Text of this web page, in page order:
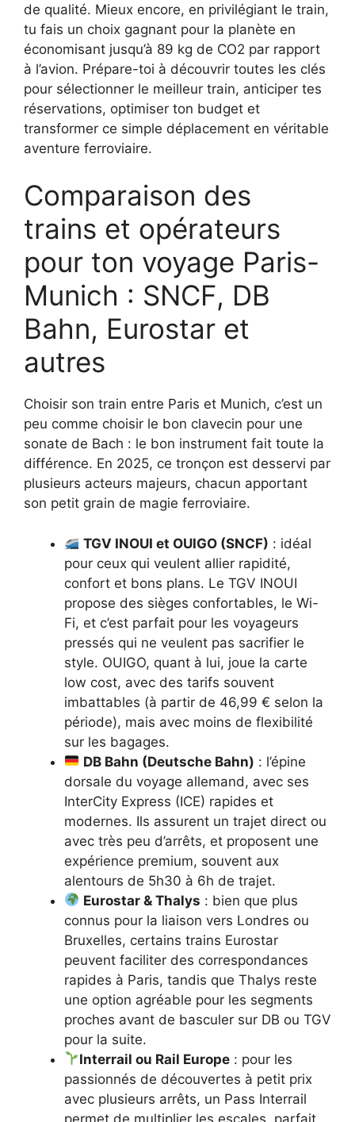
de qualité. Mieux encore, en privilégiant le train,
tu fais un choix gagnant pour la planète en
économisant jusqu’à 89 kg de CO2 par rapport
à l’avion. Prépare-toi à découvrir toutes les clés
pour sélectionner le meilleur train, anticiper tes
réservations, optimiser ton budget et
transformer ce simple déplacement en véritable
aventure ferroviaire.
Comparaison des
trains et opérateurs
pour ton voyage Paris-
Munich : SNCF, DB
Bahn, Eurostar et
autres
Choisir son train entre Paris et Munich, c’est un
peu comme choisir le bon clavecin pour une
sonate de Bach : le bon instrument fait toute la
différence. En 2025, ce tronçon est desservi par
plusieurs acteurs majeurs, chacun apportant
son petit grain de magie ferroviaire.
TGV INOUI et OUIGO (SNCF) : idéal
pour ceux qui veulent allier rapidité,
confort et bons plans. Le TGV INOUI
propose des sièges confortables, le Wi-
Fi, et c’est parfait pour les voyageurs
pressés qui ne veulent pas sacrifier le
style. OUIGO, quant à lui, joue la carte
low cost, avec des tarifs souvent
imbattables (à partir de 46,99 € selon la
période), mais avec moins de flexibilité
sur les bagages.
DB Bahn (Deutsche Bahn) : l’épine
dorsale du voyage allemand, avec ses
InterCity Express (ICE) rapides et
modernes. Ils assurent un trajet direct ou
avec très peu d’arrêts, et proposent une
expérience premium, souvent aux
alentours de 5h30 à 6h de trajet.
Eurostar & Thalys : bien que plus
connus pour la liaison vers Londres ou
Bruxelles, certains trains Eurostar
peuvent faciliter des correspondances
rapides à Paris, tandis que Thalys reste
une option agréable pour les segments
proches avant de basculer sur DB ou TGV
pour la suite.
Interrail ou Rail Europe : pour les
passionnés de découvertes à petit prix
avec plusieurs arrêts, un Pass Interrail
permet de multiplier les escales, parfait